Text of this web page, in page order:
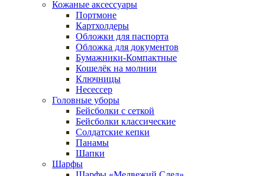
Кожаные аксессуары
Портмоне
Картхолдеры
Обложки для паспорта
Обложка для документов
Бумажники-Компактные
Кошелёк на молнии
Ключницы
Несессер
Головные уборы
Бейсболки с сеткой
Бейсболки классические
Солдатские кепки
Панамы
Шапки
Шарфы